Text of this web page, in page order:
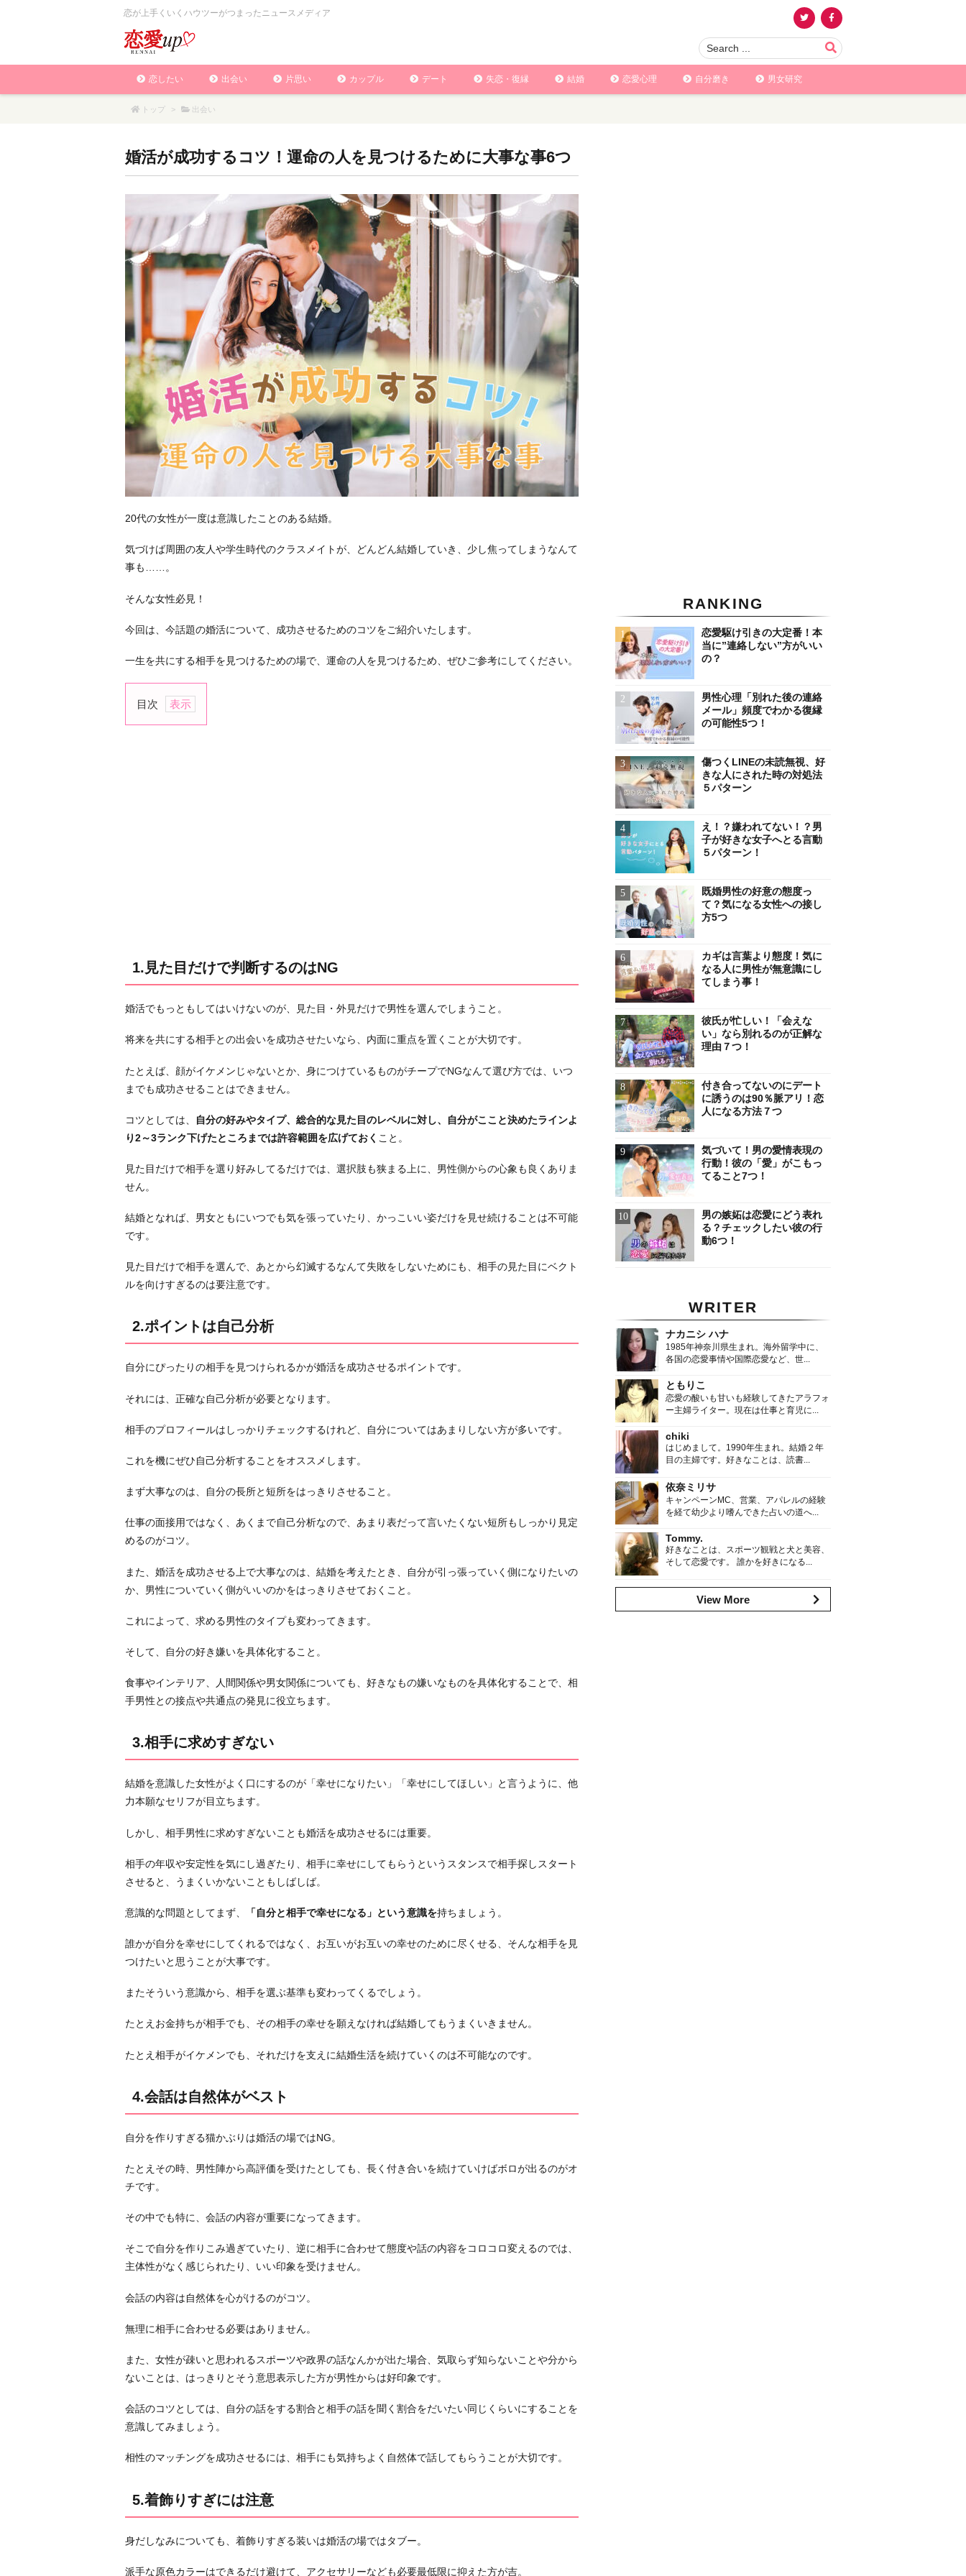
恋が上手くいくハウツーがつまったニュースメディア
恋したい 出会い 片思い カップル デート 失恋・復縁 結婚 恋愛心理 自分磨き 男女研究
トップ > 出会い
婚活が成功するコツ！運命の人を見つけるために大事な事6つ
20代の女性が一度は意識したことのある結婚。
気づけば周囲の友人や学生時代のクラスメイトが、どんどん結婚していき、少し焦ってしまうなんて
事も……。
そんな女性必見！
今回は、今話題の婚活について、成功させるためのコツをご紹介いたします。
一生を共にする相手を見つけるための場で、運命の人を見つけるため、ぜひご参考にしてください。
目次
1.
G
ポ
ト
は
己
分
手
め
す
な
い
4.
話
自
体
が
ス
ト
着
飾
り
ぎ
は
注
6.
た
と
え
ん
時
で
も
精
神
わ
り
1.見た目だけで判断するのはNG
婚活でもっともしてはいけないのが、見た目・外見だけで男性を選んでしまうこと。
将来を共にする相手との出会いを成功させたいなら、内面に重点を置くことが大切です。
たとえば、顔がイケメンじゃないとか、身につけているものがチープでNGなんて選び方では、いつ
までも成功させることはできません。
コツとしては、
自分の好みやタイプ、総合的な見た目のレベルに対し、自分がここと決めたラインよ
り2～3ランク下げたところまでは許容範囲を広げておく こと。
見た目だけで相手を選り好みしてるだけでは、選択肢も狭まる上に、男性側からの心象も良くありま
せん。
結婚となれば、男女ともにいつでも気を張っていたり、かっこいい姿だけを見せ続けることは不可能
です。
見た目だけで相手を選んで、あとから幻滅するなんて失敗をしないためにも、相手の見た目にベクト
ルを向けすぎるのは要注意です。
2.ポイントは自己分析
自分にぴったりの相手を見つけられるかが婚活を成功させるポイントです。
それには、正確な自己分析が必要となります。
相手のプロフィールはしっかりチェックするけれど、自分についてはあまりしない方が多いです。
これを機にぜひ自己分析することをオススメします。
まず大事なのは、自分の長所と短所をはっきりさせること。
仕事の面接用ではなく、あくまで自己分析なので、あまり表だって言いたくない短所もしっかり見定
めるのがコツ。
また、婚活を成功させる上で大事なのは、結婚を考えたとき、自分が引っ張っていく側になりたいの
か、男性についていく側がいいのかをはっきりさせておくこと。
これによって、求める男性のタイプも変わってきます。
そして、自分の好き嫌いを具体化すること。
食事やインテリア、人間関係や男女関係についても、好きなもの嫌いなものを具体化することで、相
手男性との接点や共通点の発見に役立ちます。
3.相手に求めすぎない
結婚を意識した女性がよく口にするのが「幸せになりたい」「幸せにしてほしい」と言うように、他
力本願なセリフが目立ちます。
しかし、相手男性に求めすぎないことも婚活を成功させるには重要。
相手の年収や安定性を気にし過ぎたり、相手に幸せにしてもらうというスタンスで相手探しスタート
させると、うまくいかないこともしばしば。
意識的な問題としてまず、 「自分と相手で幸せになる」という意識を持ちましょう。
誰かが自分を幸せにしてくれるではなく、お互いがお互いの幸せのために尽くせる、そんな相手を見
つけたいと思うことが大事です。
またそういう意識から、相手を選ぶ基準も変わってくるでしょう。
たとえお金持ちが相手でも、その相手の幸せを願えなければ結婚してもうまくいきません。
たとえ相手がイケメンでも、それだけを支えに結婚生活を続けていくのは不可能なのです。
4.会話は自然体がベスト
自分を作りすぎる猫かぶりは婚活の場ではNG。
たとえその時、男性陣から高評価を受けたとしても、長く付き合いを続けていけばボロが出るのがオ
チです。
その中でも特に、会話の内容が重要になってきます。
そこで自分を作りこみ過ぎていたり、逆に相手に合わせて態度や話の内容をコロコロ変えるのでは、
主体性がなく感じられたり、いい印象を受けません。
会話の内容は自然体を心がけるのがコツ。
無理に相手に合わせる必要はありません。
また、女性が疎いと思われるスポーツや政界の話なんかが出た場合、気取らず知らないことや分から
ないことは、はっきりとそう意思表示した方が男性からは好印象です。
会話のコツとしては、自分の話をする割合と相手の話を聞く割合をだいたい同じくらいにすることを
意識してみましょう。
相性のマッチングを成功させるには、相手にも気持ちよく自然体で話してもらうことが大切です。
5.着飾りすぎには注意
身だしなみについても、着飾りすぎる装いは婚活の場ではタブー。
派手な原色カラーはできるだけ避けて、アクセサリーなども必要最低限に抑えた方が吉。
RANKING
恋愛駆け引きの大定番！本
当に”連絡しない”方がいい
の？
男性心理「別れた後の連絡
メール」頻度でわかる復縁
の可能性5つ！
傷つくLINEの未読無視、好
きな人にされた時の対処法
５パターン
え！？嫌われてない！？男
子が好きな女子へとる言動
５パターン！
既婚男性の好意の態度っ
て？気になる女性への接し
方5つ
カギは言葉より態度！気に
なる人に男性が無意識にし
てしまう事！
彼氏が忙しい！「会えな
い」なら別れるのが正解な
理由７つ！
付き合ってないのにデート
に誘うのは90％脈アリ！恋
人になる方法７つ
気づいて！男の愛情表現の
行動！彼の「愛」がこもっ
てること7つ！
男の嫉妬は恋愛にどう表れ
る？チェックしたい彼の行
動6つ！
WRITER
ナカニシ ハナ
1985年神奈川県生まれ。海外留学中に、
各国の恋愛事情や国際恋愛など、世...
ともりこ
恋愛の酸いも甘いも経験してきたアラフォ
ー主婦ライター。現在は仕事と育児に...
chiki
はじめまして。1990年生まれ。結婚２年
目の主婦です。好きなことは、読書...
依奈ミリサ
キャンペーンMC、営業、アパレルの経験
を経て幼少より嗜んできた占いの道へ...
Tommy.
好きなことは、スポーツ観戦と犬と美容、
そして恋愛です。 誰かを好きになる...
View More